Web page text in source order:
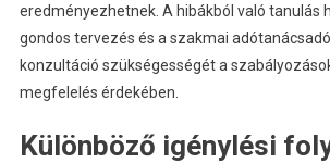
eredményezhetnek. A hibákból való tanulás
gondos tervezés és a szakmai
konzultáció szükségességét a
megfelelés érdekében.
Különböző igénylési